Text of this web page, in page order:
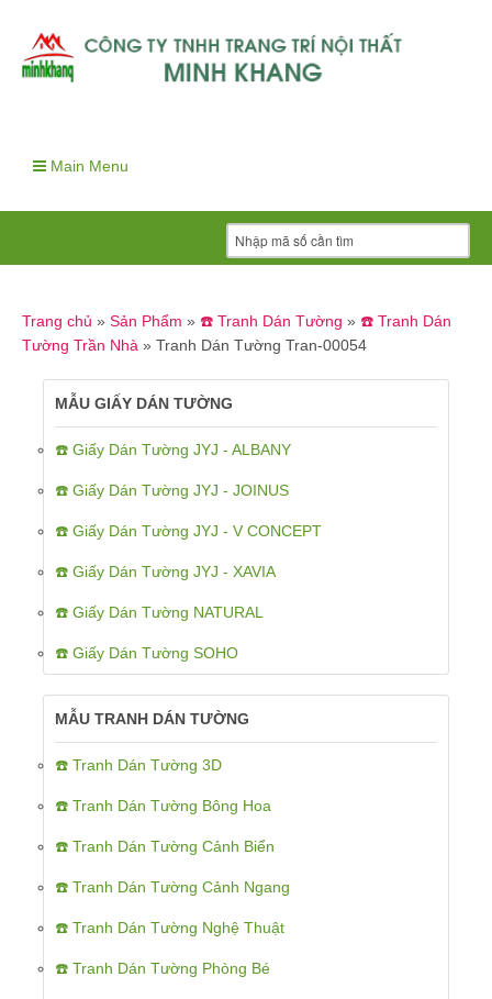
Main Menu
Trang chủ » Sản Phẩm » ☎️ Tranh Dán Tường » ☎️ Tranh Dán
Tường Trần Nhà » Tranh Dán Tường Tran-00054
MẪU GIẤY DÁN TƯỜNG
☎️ Giấy Dán Tường JYJ - ALBANY
☎️ Giấy Dán Tường JYJ - JOINUS
☎️ Giấy Dán Tường JYJ - V CONCEPT
☎️ Giấy Dán Tường JYJ - XAVIA
☎️ Giấy Dán Tường NATURAL
☎️ Giấy Dán Tường SOHO
MẪU TRANH DÁN TƯỜNG
☎️ Tranh Dán Tường 3D
☎️ Tranh Dán Tường Bông Hoa
☎️ Tranh Dán Tường Cảnh Biển
☎️ Tranh Dán Tường Cảnh Ngang
☎️ Tranh Dán Tường Nghệ Thuật
☎️ Tranh Dán Tường Phòng Bé